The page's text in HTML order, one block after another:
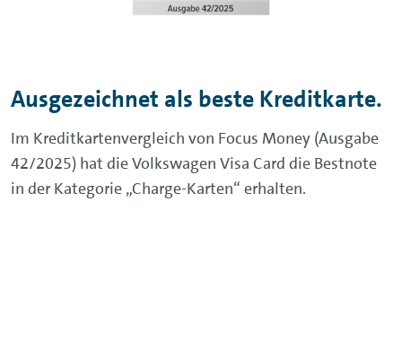
Ausgezeichnet als beste Kreditkarte.
Im Kreditkartenvergleich von Focus Money (Ausgabe
42/2025) hat die Volkswagen Visa Card die Bestnote
in der Kategorie „Charge-Karten“ erhalten.